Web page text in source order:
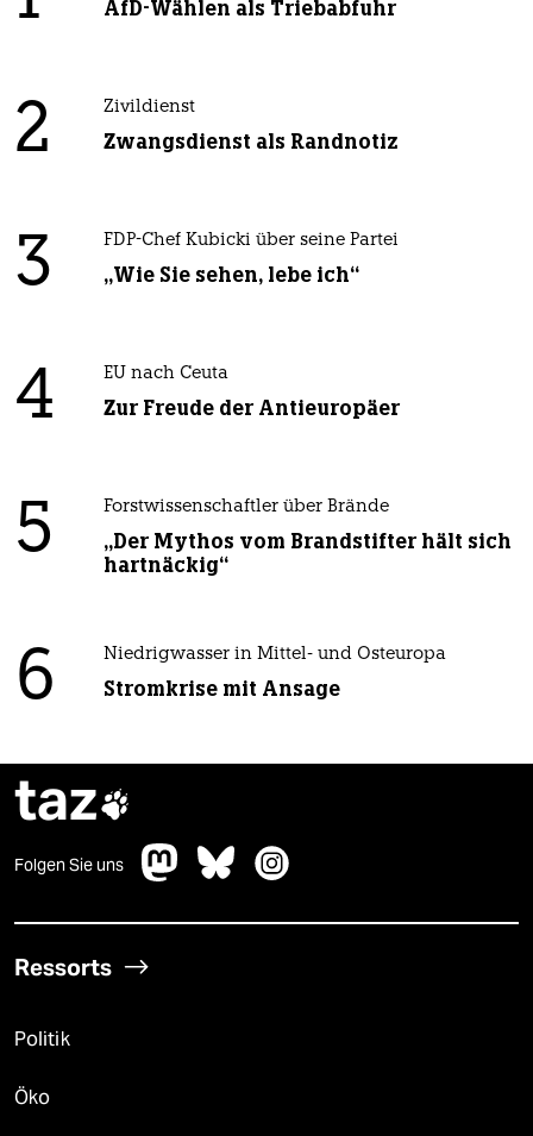
AfD-Wählen als Triebabfuhr
2 Zivildienst
Zwangsdienst als Randnotiz
3 FDP-Chef Kubicki über seine Partei
„Wie Sie sehen, lebe ich“
4 EU nach Ceuta
Zur Freude der Antieuropäer
5 Forstwissenschaftler über Brände
„Der Mythos vom Brandstifter hält sich
hartnäckig“
6 Niedrigwasser in Mittel- und Osteuropa
Stromkrise mit Ansage
taz
Folgen Sie uns
Ressorts
Politik
Öko